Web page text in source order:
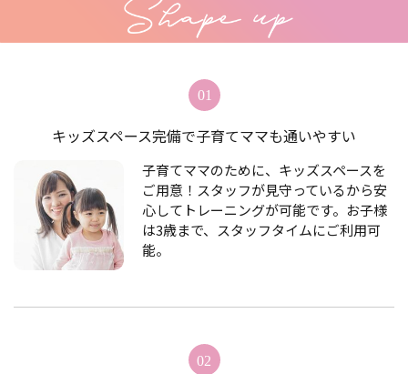
キッズスペース完備で子育てママも通いやすい
子育てママのために、キッズスペースを
ご用意！スタッフが見守っているから安
心してトレーニングが可能です。お子様
は3歳まで、スタッフタイムにご利用可
能。